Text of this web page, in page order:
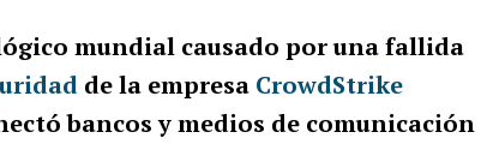
mundial causado por una fallida
de la empresa CrowdStrike
bancos y medios de comunicación